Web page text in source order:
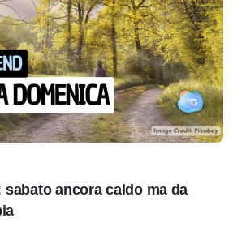
sabato ancora caldo ma da